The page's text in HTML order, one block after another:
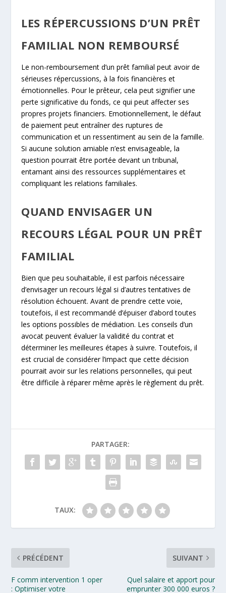
LES RÉPERCUSSIONS D’UN PRÊT
FAMILIAL NON REMBOURSÉ
Le non-remboursement d’un prêt familial peut avoir de
sérieuses répercussions, à la fois financières et
émotionnelles. Pour le prêteur, cela peut signifier une
perte significative du fonds, ce qui peut affecter ses
propres projets financiers. Emotionnellement, le défaut
de paiement peut entraîner des ruptures de
communication et un ressentiment au sein de la famille.
Si aucune solution amiable n’est envisageable, la
question pourrait être portée devant un tribunal,
entamant ainsi des ressources supplémentaires et
compliquant les relations familiales.
QUAND ENVISAGER UN
RECOURS LÉGAL POUR UN PRÊT
FAMILIAL
Bien que peu souhaitable, il est parfois nécessaire
d’envisager un recours légal si d’autres tentatives de
résolution échouent. Avant de prendre cette voie,
toutefois, il est recommandé d’épuiser d’abord toutes
les options possibles de médiation. Les conseils d’un
avocat peuvent évaluer la validité du contrat et
déterminer les meilleures étapes à suivre. Toutefois, il
est crucial de considérer l’impact que cette décision
pourrait avoir sur les relations personnelles, qui peut
être difficile à réparer même après le règlement du prêt.
PARTAGER:
TAUX:
PRÉCÉDENT
F comm intervention 1 oper
: Optimiser votre
SUIVANT
Quel salaire et apport pour
emprunter 300 000 euros ?